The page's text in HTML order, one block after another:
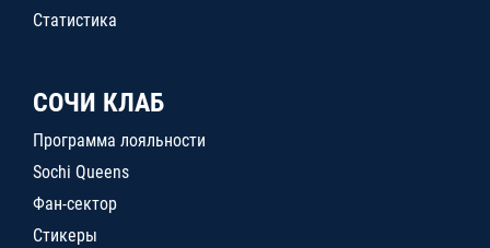
Статистика
СОЧИ КЛАБ
Программа лояльности
Sochi Queens
Фан-сектор
Стикеры